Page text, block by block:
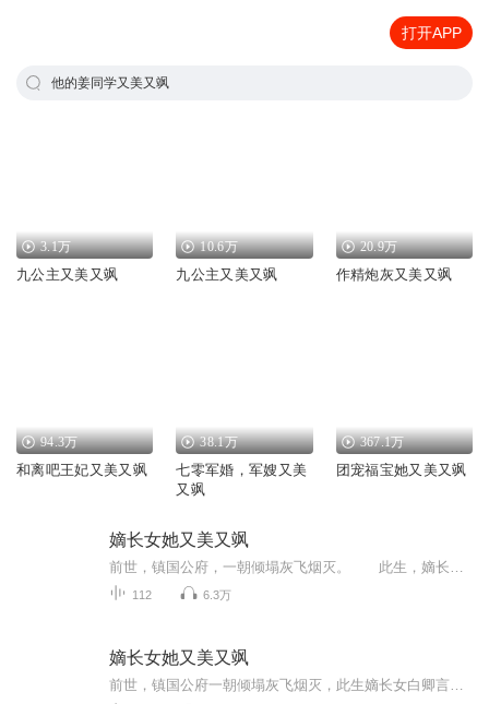
打开APP
他的姜同学又美又飒
3.1万
九公主又美又飒
10.6万
九公主又美又飒
20.9万
作精炮灰又美又飒
94.3万
和离吧王妃又美又飒
38.1万
七零军婚，军嫂又美
又飒
367.1万
团宠福宝她又美又飒
嫡长女她又美又飒
112 6.3万
嫡长女她又美又飒